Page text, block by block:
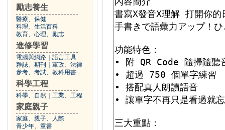
勵志養生
醫療、保健
料理、生活百科
教育、心理、勵志
進修學習
電腦與網路
語言工具
雜誌、期刊
軍政、法律
參考、考試、教科用書
科學工程
科學、自然 工業、工程
家庭親子
家庭、親子、人際
青少年、童書